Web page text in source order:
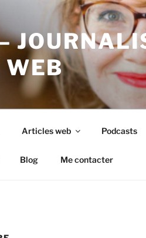
WEB
Articles web Podcasts
Blog Me contacter